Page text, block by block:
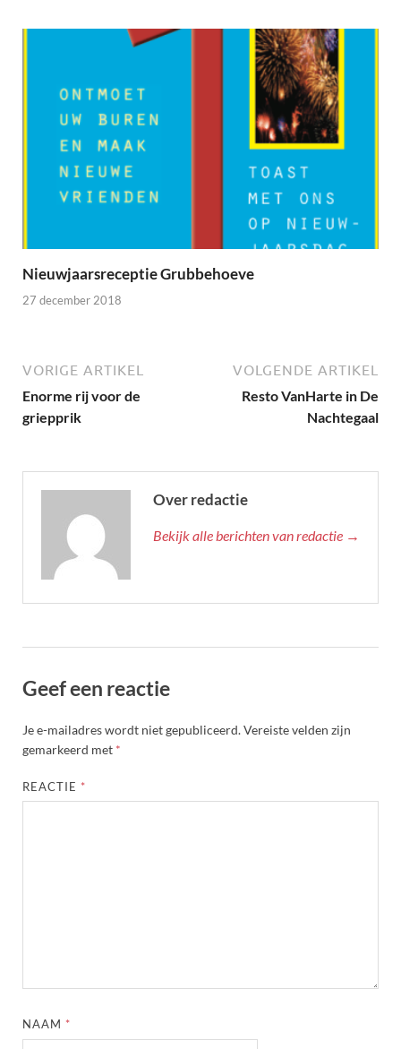
Nieuwjaarsreceptie Grubbehoeve
27 december 2018
VORIGE ARTIKEL
Enorme rij voor de
griepprik
VOLGENDE ARTIKEL
Resto VanHarte in De
Nachtegaal
Over redactie
Bekijk alle berichten van redactie →
Geef een reactie
Je e-mailadres wordt niet gepubliceerd.Vereiste velden zijn
gemarkeerd met *
REACTIE *
NAAM *